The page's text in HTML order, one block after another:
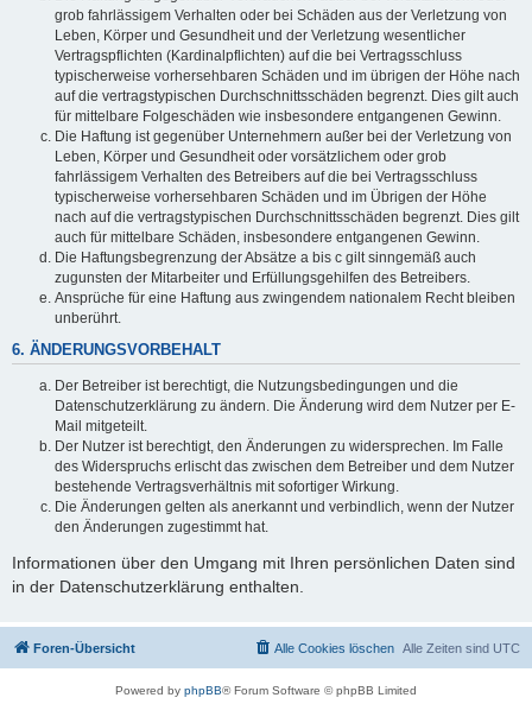
grob fahrlässigem Verhalten oder bei Schäden aus der Verletzung von
Leben, Körper und Gesundheit und der Verletzung wesentlicher
Vertragspflichten (Kardinalpflichten) auf die bei Vertragsschluss
typischerweise vorhersehbaren Schäden und im übrigen der Höhe nach
auf die vertragstypischen Durchschnittsschäden begrenzt. Dies gilt auch
für mittelbare Folgeschäden wie insbesondere entgangenen Gewinn.
Die Haftung ist gegenüber Unternehmern außer bei der Verletzung von
Leben, Körper und Gesundheit oder vorsätzlichem oder grob
fahrlässigem Verhalten des Betreibers auf die bei Vertragsschluss
typischerweise vorhersehbaren Schäden und im Übrigen der Höhe
nach auf die vertragstypischen Durchschnittsschäden begrenzt. Dies gilt
auch für mittelbare Schäden, insbesondere entgangenen Gewinn.
Die Haftungsbegrenzung der Absätze a bis c gilt sinngemäß auch
zugunsten der Mitarbeiter und Erfüllungsgehilfen des Betreibers.
Ansprüche für eine Haftung aus zwingendem nationalem Recht bleiben
unberührt.
6. ÄNDERUNGSVORBEHALT
Der Betreiber ist berechtigt, die Nutzungsbedingungen und die
Datenschutzerklärung zu ändern. Die Änderung wird dem Nutzer per E-
Mail mitgeteilt.
Der Nutzer ist berechtigt, den Änderungen zu widersprechen. Im Falle
des Widerspruchs erlischt das zwischen dem Betreiber und dem Nutzer
bestehende Vertragsverhältnis mit sofortiger Wirkung.
Die Änderungen gelten als anerkannt und verbindlich, wenn der Nutzer
den Änderungen zugestimmt hat.
Informationen über den Umgang mit Ihren persönlichen Daten sind
in der Datenschutzerklärung enthalten.
Foren-Übersicht Alle Zeiten sind UTC
Alle Cookies löschen
Powered by phpBB® Forum Software © phpBB Limited